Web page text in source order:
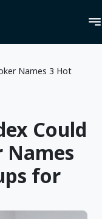
Names 3 Hot
Could
Names
for